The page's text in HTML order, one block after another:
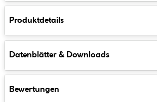
Produktdetails
Datenblätter & Downloads
Bewertungen